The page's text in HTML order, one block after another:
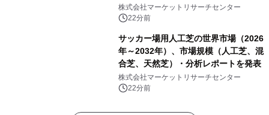
湿式、その他）・分析レポートを発表
株式会社マーケットリサーチセンター
22分前
サッカー場用人工芝の世界市場（2026
年～2032年）、市場規模（人工芝、混
合芝、天然芝）・分析レポートを発表
株式会社マーケットリサーチセンター
22分前